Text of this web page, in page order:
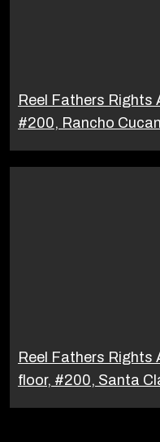
Reel Fathers Rights
#200, Rancho
Reel Fathers Rights
floor, #200, Santa